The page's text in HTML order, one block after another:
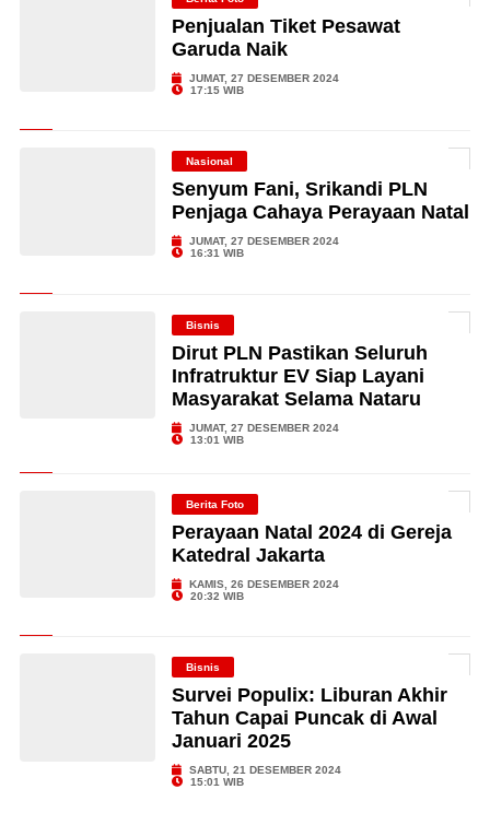
Penjualan Tiket Pesawat
Garuda Naik
JUMAT, 27 DESEMBER 2024
17:15 WIB
Nasional
Senyum Fani, Srikandi PLN
Penjaga Cahaya Perayaan Natal
JUMAT, 27 DESEMBER 2024
16:31 WIB
Bisnis
Dirut PLN Pastikan Seluruh
Infratruktur EV Siap Layani
Masyarakat Selama Nataru
JUMAT, 27 DESEMBER 2024
13:01 WIB
Berita Foto
Perayaan Natal 2024 di Gereja
Katedral Jakarta
KAMIS, 26 DESEMBER 2024
20:32 WIB
Bisnis
Survei Populix: Liburan Akhir
Tahun Capai Puncak di Awal
Januari 2025
SABTU, 21 DESEMBER 2024
15:01 WIB